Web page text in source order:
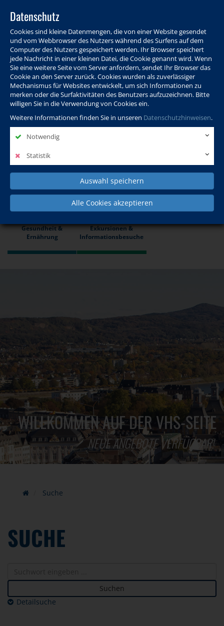
Datenschutz
Cookies sind kleine Datenmengen, die von einer Website gesendet
und vom Webbrowser des Nutzers während des Surfens auf dem
Computer des Nutzers gespeichert werden. Ihr Browser speichert
jede Nachricht in einer kleinen Datei, die Cookie genannt wird. Wenn
Sie eine weitere Seite vom Server anfordern, sendet Ihr Browser das
Cookie an den Server zurück. Cookies wurden als zuverlässiger
Mechanismus für Websites entwickelt, um sich Informationen zu
merken oder die Surfaktivitäten des Benutzers aufzuzeichnen. Bitte
willigen Sie in die Verwendung von Cookies ein.
Weitere Informationen finden Sie in unseren Datenschutzhinweisen.
Notwendig
Statistik
Auswahl speichern
Alle Cookies akzeptieren
Programm Info & Service Aktuelles Warenkorb Login
Ansprechpersonen Kontakt Sitemap
Politik, Wissenschaft &
Internationales
Beruf, IT & Digitales
Gesundheit &
Ernährung
Exkursionen &
Informationsbesuche
WILLKOMMEN AUF DER VHS-SEITE
NEUE ANGEBOTE VERFÜGBAR!
Suche
SUCHE
Suchen
Detailsuche